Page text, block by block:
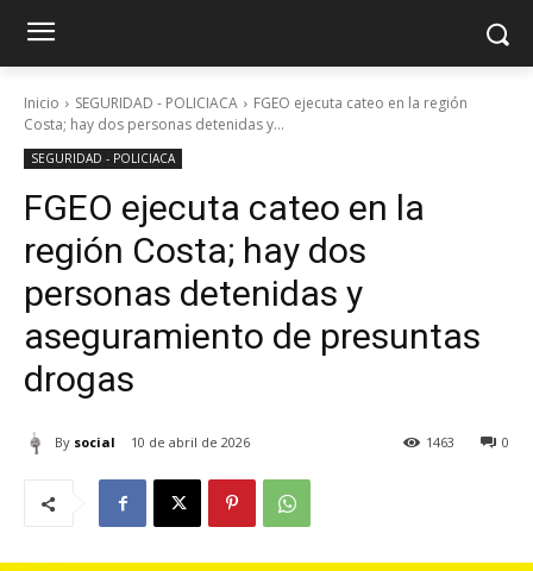
Inicio SEGURIDAD - POLICIACA
FGEO ejecuta cateo en la región
Costa; hay dos personas detenidas y...
SEGURIDAD - POLICIACA
FGEO ejecuta cateo en la
región Costa; hay dos
personas detenidas y
aseguramiento de presuntas
drogas
By social 10 de abril de 2026 0
1463